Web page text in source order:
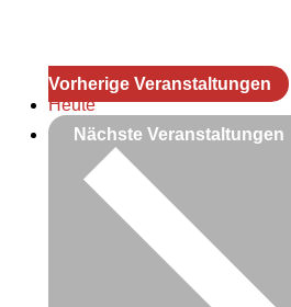
Vorherige Veranstaltungen
Heute
Nächste Veranstaltungen